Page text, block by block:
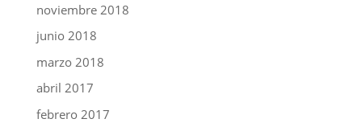
noviembre 2018
junio 2018
marzo 2018
abril 2017
febrero 2017